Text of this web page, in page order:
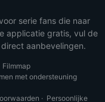
serie fans die naar
applicatie gratis, vul de
aanbevelingen.
Filmmap
met ondersteuning
· Persoonlijke